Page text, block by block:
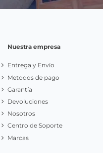
Nuestra empresa
Entrega y Envío
Metodos de pago
Garantía
Devoluciones
Nosotros
Centro de Soporte
Marcas